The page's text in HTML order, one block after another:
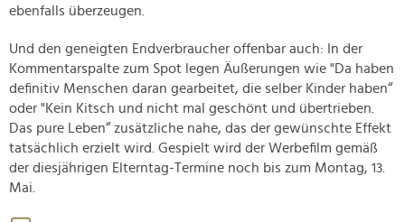
ebenfalls überzeugen.
Und den geneigten Endverbraucher offenbar auch: In der
Kommentarspalte zum Spot legen Äußerungen wie "Da haben
definitiv Menschen daran gearbeitet, die selber Kinder haben“
oder "Kein Kitsch und nicht mal geschönt und übertrieben.
Das pure Leben“ zusätzliche nahe, das der gewünschte Effekt
tatsächlich erzielt wird. Gespielt wird der Werbefilm gemäß
der diesjährigen Elterntag-Termine noch bis zum Montag, 13.
Mai.